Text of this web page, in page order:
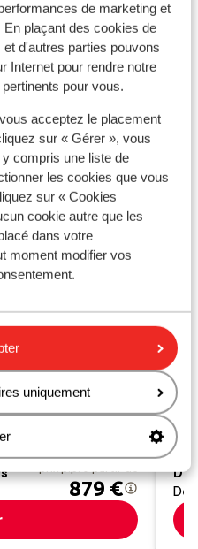
de marketing et
plaçant des cookies de
d'autres parties pouvons
Internet pour rendre notre
pour vous.
acceptez le placement
sur « Gérer », vous
compris une liste de
les cookies que vous
sur « Cookies
cookie autre que les
dans votre
moment modifier vos
uniquement
9 Excellent
Canillo
879 €